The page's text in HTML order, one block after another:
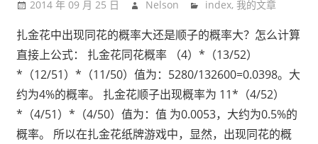
起
来
的
路。
2014 年 09 月 25 日 Nelson index,我的文章
扎金花中出现同花的概率大还是顺子的概率大？怎么计算
直接上公式： 扎金花同花概率 （4）*（13/52）
*（12/51）*（11/50）值为：5280/132600=0.0398。大
约为4%的概率。 扎金花顺子出现概率为 11*（4/52）
*（4/51）*（4/50）值为：值 为0.0053，大约为0.5%的
概率。 所以在扎金花纸牌游戏中，显然，出现同花的概